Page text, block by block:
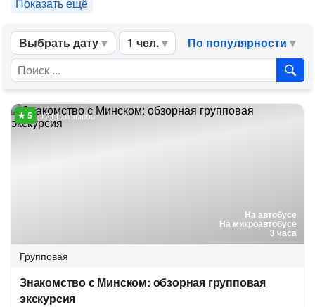
Выбрать дату 1 чел. По популярности
На автобусе
На микроавтобусе
3 часа
1211 отзывов
Групповая
Знакомство с Минском: обзорная групповая
экскурсия